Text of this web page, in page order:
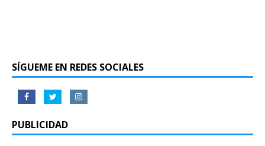
SÍGUEME EN REDES SOCIALES
PUBLICIDAD